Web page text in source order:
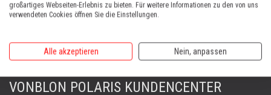
AUTOMOWER SHOP LUSTENAU
Harry Zudrell
+43 676 780 96 73
VONBLON POLARIS KUNDENCENTER
großartiges Webseiten-Erlebnis zu bieten. Für weitere Informationen zu den von uns
verwendeten Cookies öffnen Sie die Einstellungen.
Alle akzeptieren Nein, anpassen